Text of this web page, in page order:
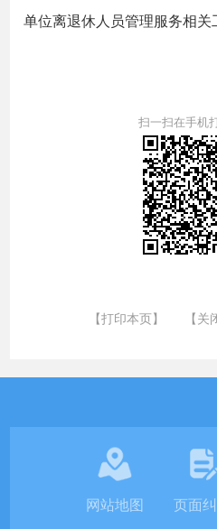
单位离退休人员管理服务相关
扫一扫在手机
【打印本页】 【关
网站地图 页面